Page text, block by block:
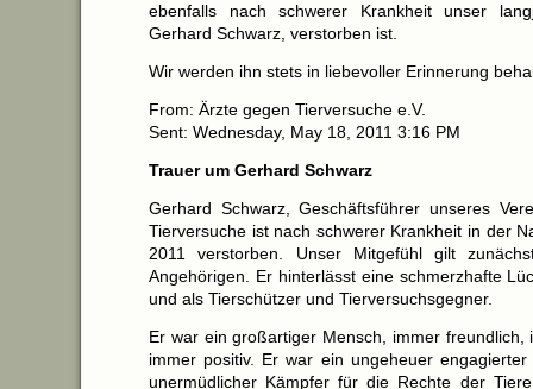
ebenfalls nach schwerer Krankheit unser
Gerhard Schwarz, verstorben ist.
Wir werden ihn stets in liebevoller Erinnerung
From: Ärzte gegen Tierversuche e.V.
Sent: Wednesday, May 18, 2011 3:16 PM
Trauer um Gerhard Schwarz
Gerhard Schwarz, Geschäftsführer unseres
Tierversuche ist nach schwerer Krankheit in der
2011 verstorben. Unser Mitgefühl gilt
Angehörigen. Er hinterlässt eine schmerzhafte
und als Tierschützer und Tierversuchsgegner.
Er war ein großartiger Mensch, immer freundlich,
immer positiv. Er war ein ungeheuer engagierter
unermüdlicher Kämpfer für die Rechte der